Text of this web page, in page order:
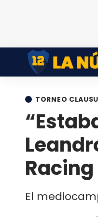
TORNEO
Racing
El